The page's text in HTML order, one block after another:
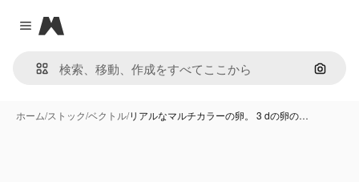
Close menu
Magnific
画像で
ホーム/ストック/ベクトル/リアルなマルチカラーの卵。 3 dの卵の…